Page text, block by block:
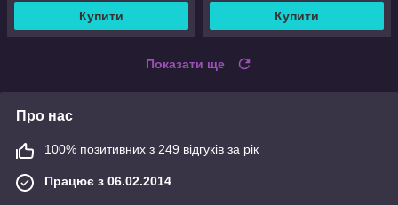
Купити Купити
Показати ще
Про нас
100% позитивних з 249 відгуків за рік
Працює з 06.02.2014